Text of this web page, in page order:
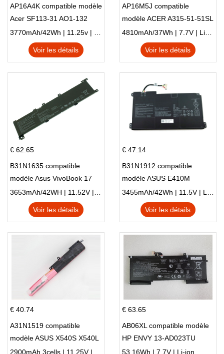
AP16A4K compatible modèle
Acer SF113-31 AO1-132
NE132
3770mAh/42Wh | 11.25v | Li-ion ...
Voir les détails
AP16M5J compatible
modèle ACER A315-51-51SL
N17Q1 SERIES
4810mAh/37Wh | 7.7V | Li-ion ...
Voir les détails
€ 62.65
B31N1635 compatible
modèle Asus VivoBook 17
X705NC X705UA X705UV
X705UN X705UD
3653mAh/42WH | 11.52V | Li-ion ...
Voir les détails
€ 47.14
B31N1912 compatible
modèle ASUS E410M
E410MA L410MA
3455mAh/42Wh | 11.5V | Li-ion ...
Voir les détails
€ 40.74
A31N1519 compatible
modèle ASUS X540S X540L
X540LA-SI302 X540SA
2900mAh 3cells | 11.25V | Li-ion ...
€ 63.65
AB06XL compatible modèle
HP ENVY 13-AD023TU
HSTNN-DB8C 921438-855
53.16Wh | 7.7V | Li-ion ...